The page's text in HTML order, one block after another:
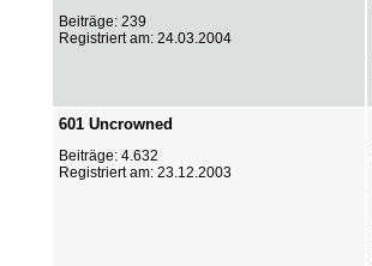
Beiträge: 239
Registriert am: 24.03.2004
601 Uncrowned
Beiträge: 4.632
Registriert am: 23.12.2003